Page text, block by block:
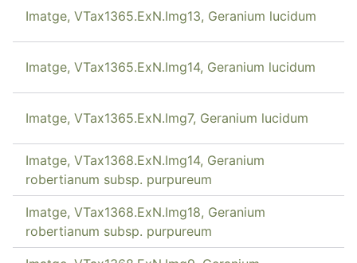
Imatge, VTax1365.ExN.Img13, Geranium lucidum
Imatge, VTax1365.ExN.Img14, Geranium lucidum
Imatge, VTax1365.ExN.Img7, Geranium lucidum
Imatge, VTax1368.ExN.Img14, Geranium
robertianum subsp. purpureum
Imatge, VTax1368.ExN.Img18, Geranium
robertianum subsp. purpureum